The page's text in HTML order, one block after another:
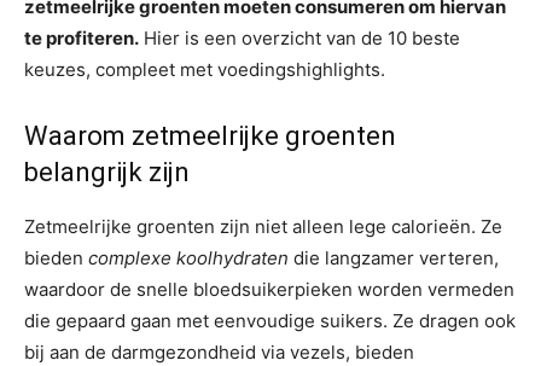
zetmeelrijke groenten moeten consumeren om hiervan
te profiteren. Hier is een overzicht van de 10 beste
keuzes, compleet met voedingshighlights.
Waarom zetmeelrijke groenten
belangrijk zijn
Zetmeelrijke groenten zijn niet alleen lege calorieën. Ze
bieden complexe koolhydraten die langzamer verteren,
waardoor de snelle bloedsuikerpieken worden vermeden
die gepaard gaan met eenvoudige suikers. Ze dragen ook
bij aan de darmgezondheid via vezels, bieden